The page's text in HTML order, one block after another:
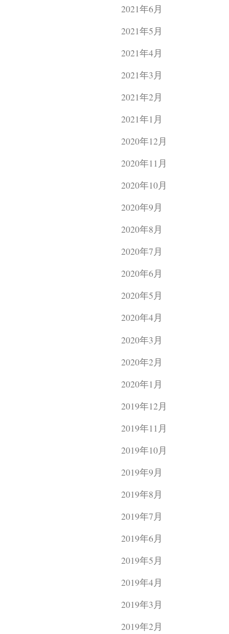
2021年6月
2021年5月
2021年4月
2021年3月
2021年2月
2021年1月
2020年12月
2020年11月
2020年10月
2020年9月
2020年8月
2020年7月
2020年6月
2020年5月
2020年4月
2020年3月
2020年2月
2020年1月
2019年12月
2019年11月
2019年10月
2019年9月
2019年8月
2019年7月
2019年6月
2019年5月
2019年4月
2019年3月
2019年2月